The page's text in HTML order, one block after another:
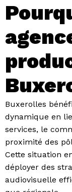
Buxerolles
dynamique en
services, le
proximité des
Cette situation
déployer des
audiovisuelle